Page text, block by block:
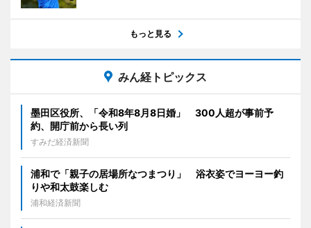
もっと見る
みん経トピックス
墨田区役所、「令和8年8月8日婚」 300人超が事前予
約、開庁前から長い列
すみだ経済新聞
浦和で「親子の居場所なつまつり」 浴衣姿でヨーヨー釣
りや和太鼓楽しむ
浦和経済新聞